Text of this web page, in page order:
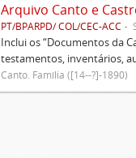
Arquivo Canto e
PT/BPARPD/ COL/CEC-ACC
Inclui os “Documentos da
testamentos, inventários,
Canto. Família ([14--?]-1890)